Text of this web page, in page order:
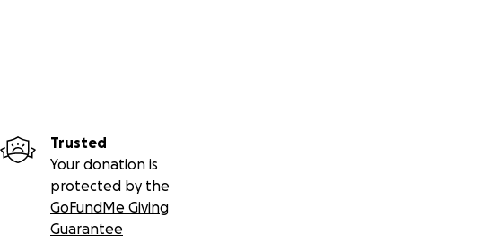
Trusted
Your donation is
protected by the
GoFundMe Giving
Guarantee